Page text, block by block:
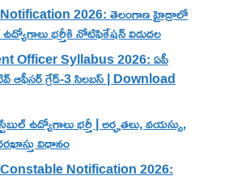
2026: తెలంగాణ హైడ్రాలో
భర్తీకి నోటిఫికేషన్ విడుదల
Officer Syllabus 2026: ఏపీ
గ్రేడ్-3 సిలబస్ | Download
ఉద్యోగాలు భర్తీ | అర్హతలు, వయస్సు,
విధానం
Notification 2026: